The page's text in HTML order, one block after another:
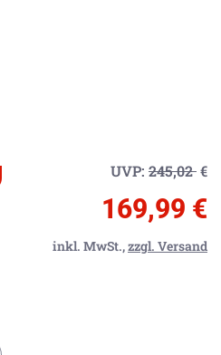
UVP: 245,02€
169,99 €
inkl. MwSt.,zzgl. Versand